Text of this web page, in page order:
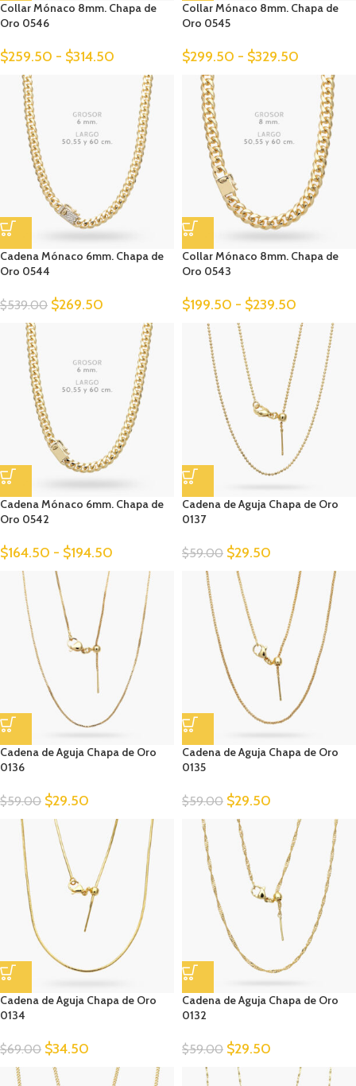
Collar Mónaco 8mm. Chapa de
Oro 0546
$259.50 - $314.50
Collar Mónaco 8mm. Chapa de
Oro 0545
$299.50 - $329.50
Cadena Mónaco 6mm. Chapa de
Oro 0544
$539.00 $269.50
Collar Mónaco 8mm. Chapa de
Oro 0543
$199.50 - $239.50
Cadena Mónaco 6mm. Chapa de
Oro 0542
$164.50 - $194.50
Cadena de Aguja Chapa de Oro
0137
$59.00 $29.50
Cadena de Aguja Chapa de Oro
0136
$59.00 $29.50
Cadena de Aguja Chapa de Oro
0135
$59.00 $29.50
Cadena de Aguja Chapa de Oro
0134
$69.00 $34.50
Cadena de Aguja Chapa de Oro
0132
$59.00 $29.50